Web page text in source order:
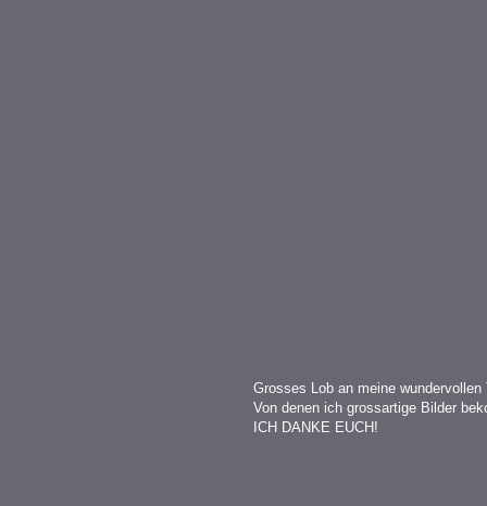
Grosses Lob an meine wundervollen
Von denen ich grossartige Bilder
ICH DANKE EUCH!